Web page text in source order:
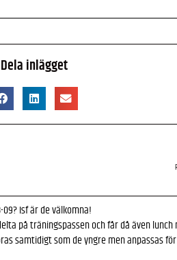
Dela inlägget
Isf är de välkomna!
på träningspassen och får då även lunch
samtidigt som de yngre men anpassas